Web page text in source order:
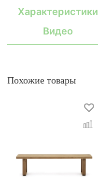
Характеристики
Видео
Похожие товары